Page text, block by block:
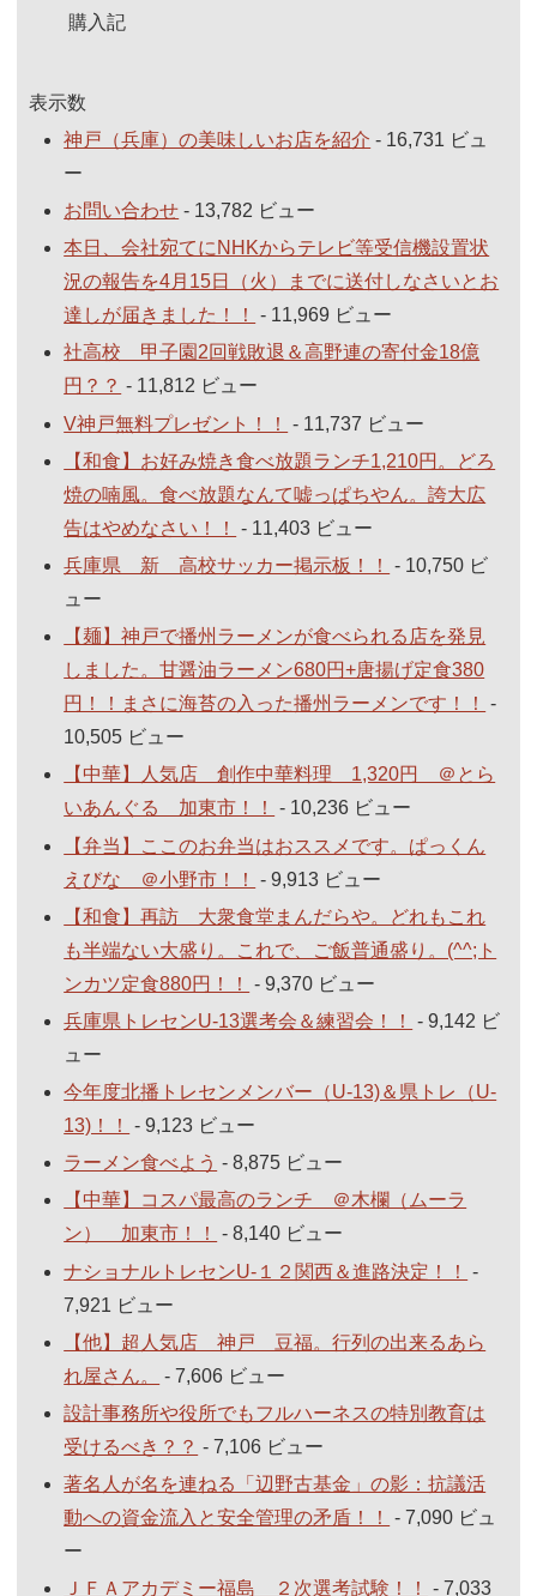
購入記
表示数
神戸（兵庫）の美味しいお店を紹介 - 16,731 ビュ
ー
お問い合わせ - 13,782 ビュー
本日、会社宛てにNHKからテレビ等受信機設置状
況の報告を4月15日（火）までに送付しなさいとお
達しが届きました！！
- 11,969 ビュー
社高校 甲子園2回戦敗退＆高野連の寄付金18億
円？？ - 11,812 ビュー
V神戸無料プレゼント！！
- 11,737 ビュー
【和食】お好み焼き食べ放題ランチ1,210円。どろ
焼の喃風。食べ放題なんて嘘っぱちやん。誇大広
告はやめなさい！！
- 11,403 ビュー
兵庫県 新 高校サッカー掲示板！！
- 10,750 ビ
ュー
【麺】神戸で播州ラーメンが食べられる店を発見
しました。甘醤油ラーメン680円+唐揚げ定食380
円！！まさに海苔の入った播州ラーメンです！！
-
10,505 ビュー
【中華】人気店 創作中華料理 1,320円 ＠とら
いあんぐる 加東市！！
- 10,236 ビュー
【弁当】ここのお弁当はおススメです。ぱっくん
えびな ＠小野市！！
- 9,913 ビュー
【和食】再訪 大衆食堂まんだらや。どれもこれ
も半端ない大盛り。これで、ご飯普通盛り。(^^;ト
ンカツ定食880円！！
- 9,370 ビュー
兵庫県トレセンU-13選考会＆練習会！！
- 9,142 ビ
ュー
今年度北播トレセンメンバー（U-13)＆県トレ（U-
13)！！
- 9,123 ビュー
ラーメン食べよう - 8,875 ビュー
【中華】コスパ最高のランチ ＠木欄（ムーラ
ン） 加東市！！
- 8,140 ビュー
ナショナルトレセンU-１２関西＆進路決定！！
-
7,921 ビュー
【他】超人気店 神戸 豆福。行列の出来るあら
れ屋さん。
- 7,606 ビュー
設計事務所や役所でもフルハーネスの特別教育は
受けるべき？？ - 7,106 ビュー
著名人が名を連ねる「辺野古基金」の影：抗議活
動への資金流入と安全管理の矛盾！！
- 7,090 ビュ
ー
ＪＦＡアカデミー福島 ２次選考試験！！
- 7,033